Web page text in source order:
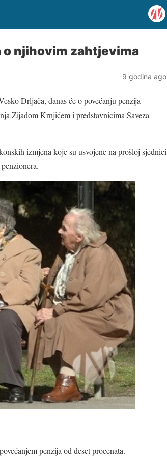
o njihovim zahtjevima
9 godina ago
Drljača, danas će o povećanju penzija
Zijadom Krnjićem i predstavnicima Saveza
izmjena koje su usvojene na prošloj sjednici
penzija od deset procenata.